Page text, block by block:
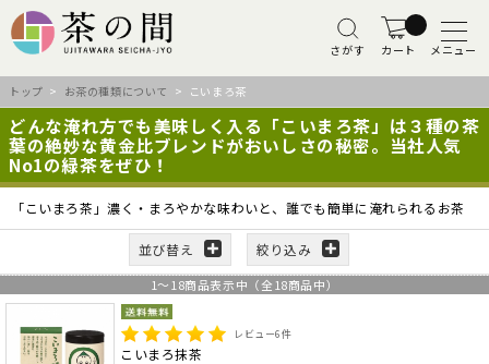
さがす カート メニュー
トップ > お茶の種類について > こいまろ茶
どんな淹れ方でも美味しく入る「こいまろ茶」は３種の茶
葉の絶妙な黄金比ブレンドがおいしさの秘密。当社人気
No1の緑茶をぜひ！
「こいまろ茶」濃く・まろやかな味わいと、誰でも簡単に淹れられるお茶
並び替え 絞り込み
1～ 18商品表示中（全 18商品中）
レビュー6件
こいまろ抹茶